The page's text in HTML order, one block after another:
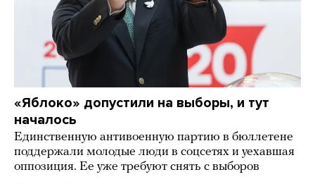
«Яблоко» допустили на выборы, и тут
началось
Единственную антивоенную партию в бюллетене
поддержали молодые люди в соцсетях и уехавшая
оппозиция. Ее уже требуют снять с выборов